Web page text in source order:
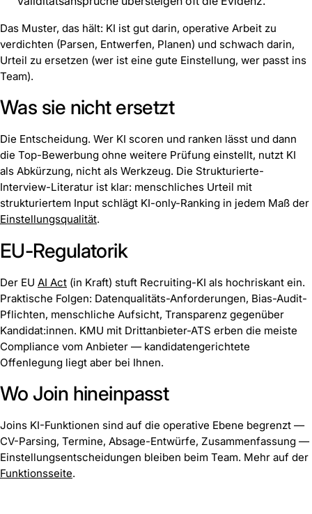
Das Muster, das hält: KI ist gut darin, operative Arbeit zu
verdichten (Parsen, Entwerfen, Planen) und schwach darin,
Urteil zu ersetzen (wer ist eine gute Einstellung, wer passt ins
Team).
Was sie nicht ersetzt
Die Entscheidung. Wer KI scoren und ranken lässt und dann
die Top-Bewerbung ohne weitere Prüfung einstellt, nutzt KI
als Abkürzung, nicht als Werkzeug. Die Strukturierte-
Interview-Literatur ist klar: menschliches Urteil mit
strukturiertem Input schlägt KI-only-Ranking in jedem Maß der
Einstellungsqualität.
EU-Regulatorik
Der EU AI Act (in Kraft) stuft Recruiting-KI als hochriskant ein.
Praktische Folgen: Datenqualitäts-Anforderungen, Bias-Audit-
Pflichten, menschliche Aufsicht, Transparenz gegenüber
Kandidat:innen. KMU mit Drittanbieter-ATS erben die meiste
Compliance vom Anbieter — kandidatengerichtete
Offenlegung liegt aber bei Ihnen.
Wo Join hineinpasst
Joins KI-Funktionen sind auf die operative Ebene begrenzt —
CV-Parsing, Termine, Absage-Entwürfe, Zusammenfassung —
Einstellungsentscheidungen bleiben beim Team. Mehr auf der
Funktionsseite.